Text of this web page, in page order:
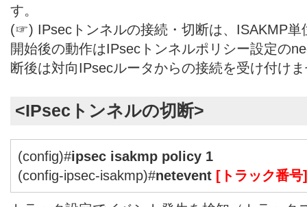
す。
(☞) IPsecトンネルの接続・切断は、ISAKMP単
開始後の動作はIPsecトンネルポリシー設定の
断後は対向IPsecルータからの接続を受け付け
<IPsecトンネルの切断>
(config)#ipsec isakmp policy 1
(config-ipsec-isakmp)#netevent [トラック番号]